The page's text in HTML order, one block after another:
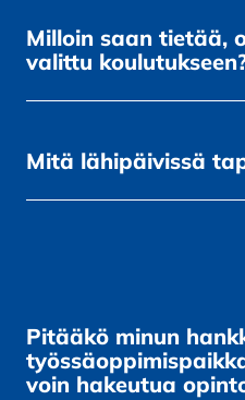
Milloin saan tietää,
valittu
Mitä lähipäivissä
Pitääkö minun
voin hakeutua